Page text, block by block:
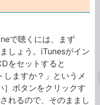
で聴くには、まず
しょう。iTunesがイン
をセットすると
しますか？」というメ
］ボタンをクリックす
れるので、そのままし